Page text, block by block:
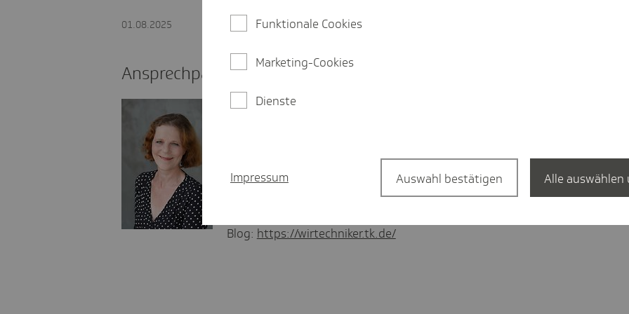
01.08.2025
Ansprechpartnerin Presse
Bettina Irion
030 - 245 47-517
Blog: https://wirtechniker.tk.de/
Funktionale Cookies
Marketing-Cookies
Dienste
Impressum Auswahl bestätigen Alle auswählen